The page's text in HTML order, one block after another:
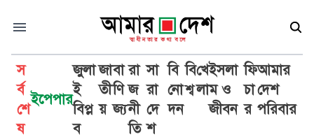
স
র্ব
শে
ষ
ইপেপার
জুলা
ই
বিপ্ল
ব
জা
তী
য়
বা
ণি
জ্য
রা
জ
নী
তি
সা
রা
দে
শ
বি
নো
দন
বি
শ্ব
খে
লা
ইসলা
ম ও
জীবন
ফি
চা
র
আমার
দেশ
পরিবার